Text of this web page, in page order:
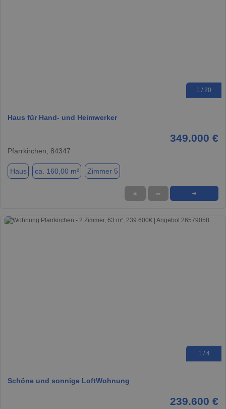
1 / 20
Haus für Hand- und Heimwerker
349.000 €
Pfarrkirchen, 84347
Haus ca. 160,00 m² Zimmer 5
★ ➦ ➜
1 / 4
Schöne und sonnige LoftWohnung
239.600 €